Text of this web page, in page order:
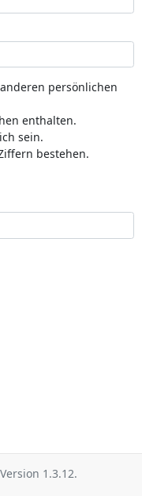
persönlichen
enthalten.
sein.
bestehen.
1.3.12.